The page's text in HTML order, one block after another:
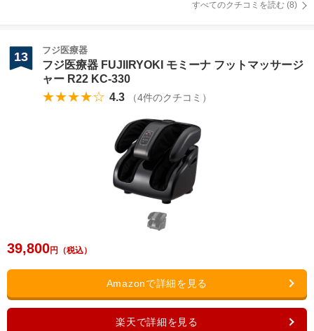
すべてのクチコミを読む (8)
13 フジ医療器
フジ医療器 FUJIIRYOKI モミーナ フットマッサージ
ャー R22 KC-330
★★★★☆ 4.3 （4件のクチコミ）
39,800